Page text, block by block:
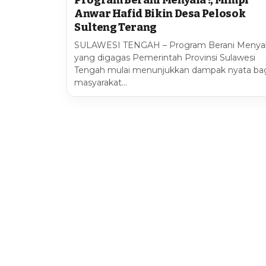
Anwar Hafid Bikin Desa Pelosok
Sulteng Terang
SULAWESI TENGAH – Program Berani
yang digagas Pemerintah Provinsi Sulawesi
Tengah mulai menunjukkan dampak nyata
masyarakat…